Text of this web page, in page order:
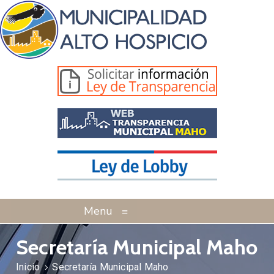
Menu ≡
Secretaría Municipal Maho
Inicio Secretaría Municipal Maho